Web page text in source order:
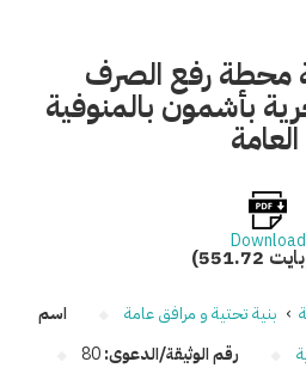
محطة رفع الصرف
بأشمون بالمنوفية
Download
› بنية تحتية و مرافق عامة
رقم الوثيقة/الدعوى:80
اسم